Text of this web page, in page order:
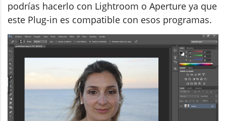
podrías hacerlo con Lightroom o Aperture ya que
este Plug-in es compatible con esos programas.